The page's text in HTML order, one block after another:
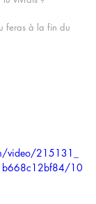
feras à la fin du
video/215131_
10